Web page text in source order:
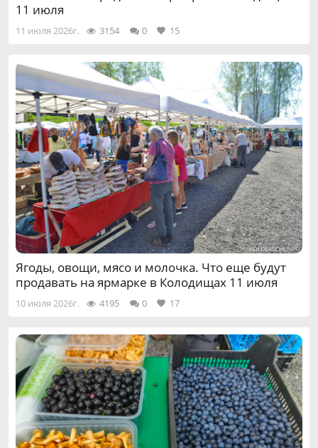
11 июля
11 июля 2026г. 3154 0 15
Ягоды, овощи, мясо и молочка. Что еще будут
продавать на ярмарке в Колодищах 11 июля
10 июля 2026г. 4195 0 17